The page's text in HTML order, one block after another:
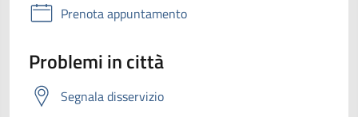
Prenota appuntamento
Problemi in città
Segnala disservizio